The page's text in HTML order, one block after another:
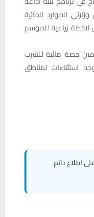
الموارد المائية
لاخطة زراعية للموسم
حصة مائية للشرب
استثناءات لمناطق
اطلاع دائم